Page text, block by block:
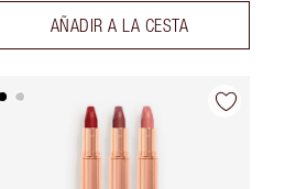
AÑADIR A LA CESTA